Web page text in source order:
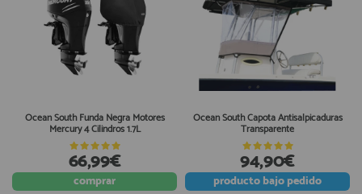
Ocean South Funda Negra Motores
Mercury 4 Cilindros 1.7L
66,99€
comprar
Ocean South Capota Antisalpicaduras
Transparente
94,90€
productobajo pedido